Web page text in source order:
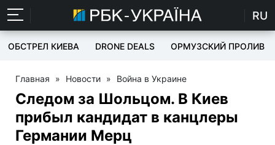
RU
ОБСТРЕЛ КИЕВА DRONE DEALS ОРМУЗСКИЙ ПРОЛИВ
Главная » Новости » Война в Украине
Следом за Шольцом. В Киев
прибыл кандидат в канцлеры
Германии Мерц